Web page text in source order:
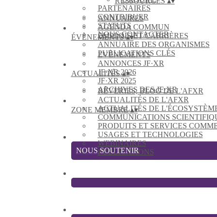
PARTENAIRES
CONTRIBUER
STATUTS
NOUS CONTACTER
ANNUAIRES
AGENDA COMMUN
EMPLOIS ET CARRIÈRES
ANNUAIRE DES ORGANISMES
PUBLICATIONS CLÉS
ÉVÈNEMENTS▴▾
EVÈNEMENTS
ANNONCES JF·XR
JF·XR 2026
JF·XR 2025
ARCHIVES DES JF·XR
ACTUALITÉS▴▾
RÊVERIES, BLOG DE L'AFXR
ACTUALITÉS DE L'AFXR
ACTUALITÉS DE
COMMUNICATIONS
PRODUITS ET SERVICES
USAGES ET TECHNOLOGIES
WEBINAIRES
PUBLICATIONS
ZONE MEMBRE▴▾
NOUS SOUTENIR